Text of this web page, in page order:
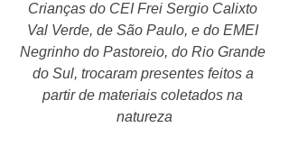
Crianças do CEI Frei Sergio Calixto
Val Verde, de São Paulo, e do EMEI
Negrinho do Pastoreio, do Rio Grande
do Sul, trocaram presentes feitos a
partir de materiais coletados na
natureza